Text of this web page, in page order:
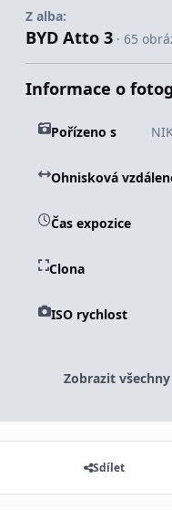
Z alba:
BYD Atto 3 · 65
Informace o
Pořízeno s
Ohnisková
Čas expozice
Clona
ISO rychlost
Zobrazit
Sdílet